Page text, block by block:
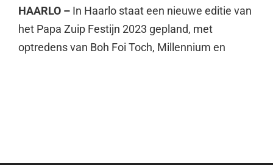
HAARLO – In Haarlo staat een nieuwe editie van
het Papa Zuip Festijn 2023 gepland, met
optredens van Boh Foi Toch, Millennium en